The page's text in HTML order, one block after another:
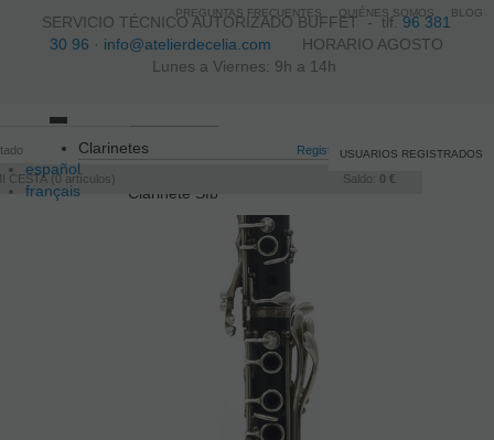
SERVICIO TÉCNICO AUTORIZADO BUFFET -tlf.96 381
30 96 · info@atelierdecelia.com HORARIO AGOSTO
Lunes a Viernes: 9h a 14h
español
français
Registro /Iniciar sesión
CESTA 0 artículos Saldo: 0 €
USUARIOS REGISTRADOS
navigation
Clarinetes
Clarinete SIb
PREGUNTAS FRECUENTES QUIÉNES SOMOS BLOG